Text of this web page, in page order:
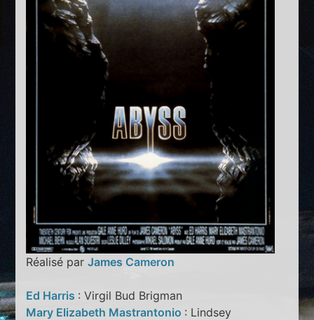
Réalisé parJames Cameron
Ed Harris : Virgil Bud Brigman
Mary Elizabeth Mastrantonio : Lindsey